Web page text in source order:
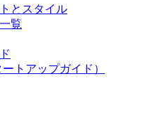
とスタイル
覧
トアップガイド）